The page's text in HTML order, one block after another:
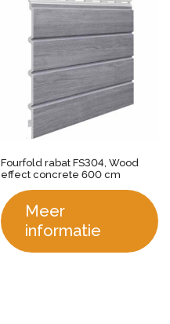
Fourfold rabat FS304, Wood
effect concrete 600 cm
Meer
informatie